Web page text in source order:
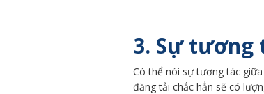
3. Sự tương
Có thể nói sự tương tác
đăng tải chắc hẳn sẽ có